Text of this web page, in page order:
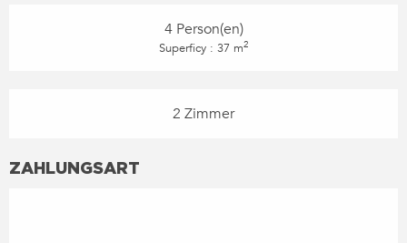
4 Person(en)
Superficy : 37 m2
2 Zimmer
ZAHLUNGSART